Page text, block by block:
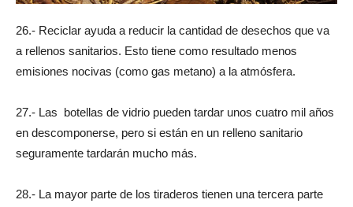
26.- Reciclar ayuda a reducir la cantidad de desechos que va
a rellenos sanitarios. Esto tiene como resultado menos
emisiones nocivas (como gas metano) a la atmósfera.
27.- Las botellas de vidrio pueden tardar unos cuatro mil años
en descomponerse, pero si están en un relleno sanitario
seguramente tardarán mucho más.
28.- La mayor parte de los tiraderos tienen una tercera parte